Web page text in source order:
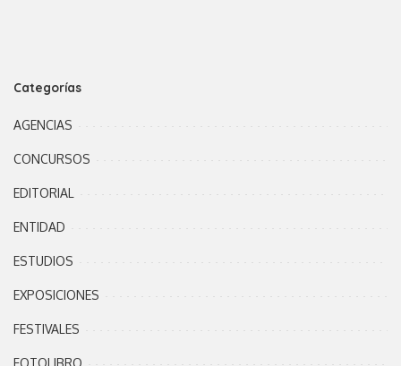
Categorías
AGENCIAS
CONCURSOS
EDITORIAL
ENTIDAD
ESTUDIOS
EXPOSICIONES
FESTIVALES